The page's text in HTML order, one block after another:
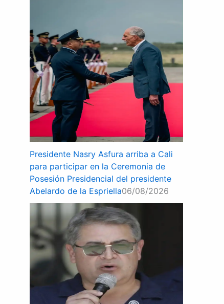
Presidente Nasry Asfura arriba a Cali
para participar en la Ceremonia de
Posesión Presidencial del presidente
Abelardo de la Espriella06/08/2026